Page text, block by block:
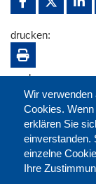
Wir verwenden
Cookies.
erklären Sie
einverstanden.
einzelne
Ihre
drucken:
merken: